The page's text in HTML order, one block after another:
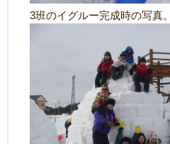
3班のイグルー完成時の写真。